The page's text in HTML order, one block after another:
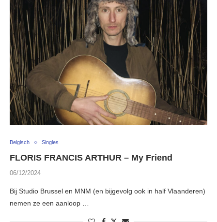
Belgisch Singles
FLORIS FRANCIS ARTHUR – My Friend
06/12/2024
Bij Studio Brussel en MNM (en bijgevolg ook in half Vlaanderen)
nemen ze een aanloop …